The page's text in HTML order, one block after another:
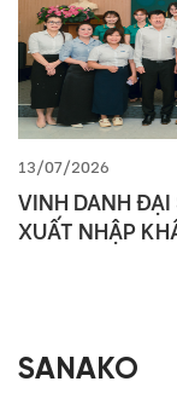
10/07/2026
IIG VIỆT NAM
NỘI KÝ KẾT
NGOẠI NGỮ
SANAKO